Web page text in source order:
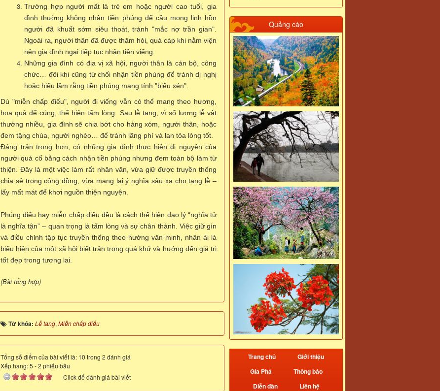
Trường hợp người mất là trẻ em hoặc người cao tuổi, gia
đình thường không nhận tiền phúng để cầu mong linh hồn
người đã khuất sớm siêu thoát, tránh "mắc nợ trần gian".
Ngoài ra, người thân đã được thăm hỏi, quà cáp khi nằm viện
nên gia đình ngại tiếp tục nhận tiền viếng.
Những gia đình có địa vị xã hội, người thân là cán bộ, công
chức… đôi khi cũng từ chối nhận tiền phúng để tránh dị nghị
hoặc hiểu lầm rằng tiền phúng mang tính "biếu xén".
Dù "miễn chấp điếu", người đi viếng vẫn có thể mang theo hương,
hoa quả để cúng, thể hiện tấm lòng. Sau lễ tang, vì số lượng lễ vật
thường nhiều, gia đình sẽ chia bớt cho hàng xóm, người thân, hoặc
đem tặng chùa, người nghèo… để tránh lãng phí và lan tỏa lòng tốt.
Đáng trân trọng hơn, có những gia đình thực hiện di nguyện của
người quá cố bằng cách nhận tiền phúng nhưng đem toàn bộ làm từ
thiện. Đây là một việc làm rất nhân văn, vừa giữ được truyền thống
chia sẻ trong cộng đồng, vừa mang lại ý nghĩa sâu xa cho tang lễ –
lấy mất mát để khơi nguồn thiện nguyện.
Phúng điếu hay miễn chấp điếu đều là cách thể hiện đạo lý “nghĩa tử
là nghĩa tận” – quan trọng là tấm lòng và sự chân thành. Việc giữ gìn
và điều chỉnh tập tục truyền thống theo hướng văn minh, nhân ái là
biểu hiện của một xã hội biết trân trọng quá khứ và hướng đến giá trị
tốt đẹp trong tương lai.
(Bài tổng hợp)
Từ khóa: Lễ tang, Miễn chấp điếu
Tổng số điểm của bài viết là: 10 trong 2 đánh giá
Xếp hạng:5 -2 phiếu bầu
Click để đánh giá bài viết
Quảng cáo
Trang chủ
Giới thiệu
Gia Phả
Thông báo
Diễn đàn
Liên hệ